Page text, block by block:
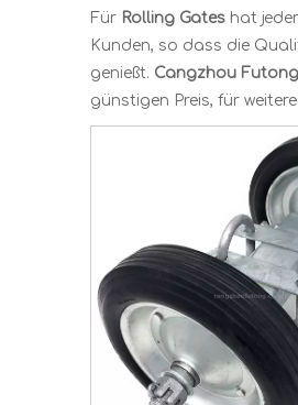
Für Rolling Gates hat
Kunden, so dass die
genießt. Cangzhou
günstigen Preis, für